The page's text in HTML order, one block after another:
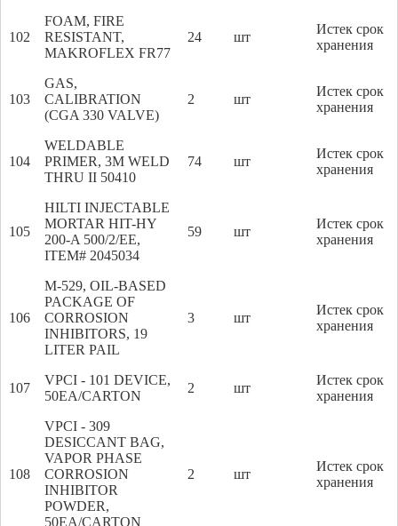
102
FOAM, FIRE
RESISTANT,
MAKROFLEX FR77
24 шт
Истек срок
хранения
103
GAS,
CALIBRATION
(CGA 330 VALVE)
2 шт
Истек срок
хранения
104
WELDABLE
PRIMER, 3M WELD
THRU II 50410
74 шт
Истек срок
хранения
105
HILTI INJECTABLE
MORTAR HIT-HY
200-A 500/2/EE,
ITEM# 2045034
59 шт
Истек срок
хранения
106
M-529, OIL-BASED
PACKAGE OF
CORROSION
INHIBITORS, 19
LITER PAIL
3 шт
Истек срок
хранения
107
VPCI - 101 DEVICE,
50EA/CARTON
2 шт
Истек срок
хранения
108
VPCI - 309
DESICCANT BAG,
VAPOR PHASE
CORROSION
INHIBITOR
POWDER,
50EA/CARTON
2 шт
Истек срок
хранения